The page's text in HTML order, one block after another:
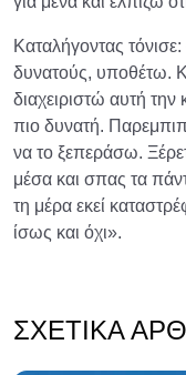
Καταλήγοντας
δυνατούς, υποθέτω.
διαχειριστώ αυτή
πιο δυνατή.
να το ξεπεράσω.
μέσα και σπας τα
τη μέρα εκεί
ίσως και όχι».
ΣΧΕΤΙΚΆ